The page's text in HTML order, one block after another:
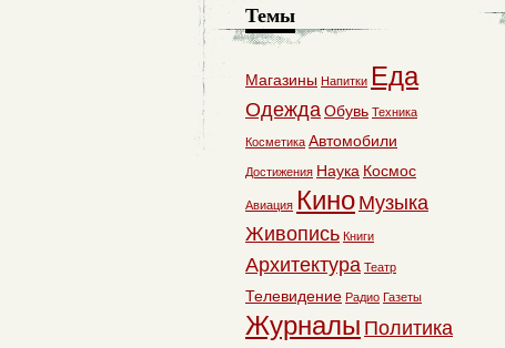
Темы
Магазины Напитки Еда
ОдеждаОбувь Техника
Косметика Автомобили
Достижения Наука Космос
Авиация Кино Музыка
Живопись Книги
Архитектура Театр
Телевидение Радио Газеты
Журналы Политика